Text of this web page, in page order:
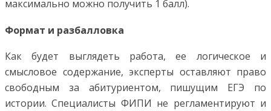
максимально можно получить 1 балл).
Формат и разбалловка
Как будет выглядеть работа, ее логическое и
смысловое содержание, эксперты оставляют право
свободным за абитуриентом, пишущим ЕГЭ по
истории. Специалисты ФИПИ не регламентируют и